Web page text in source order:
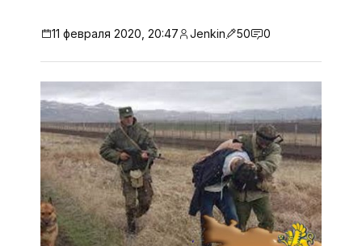
11 февраля 2020, 20:47 Jenkin 50 0